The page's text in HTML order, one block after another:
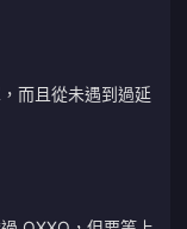
而且從未遇到過延